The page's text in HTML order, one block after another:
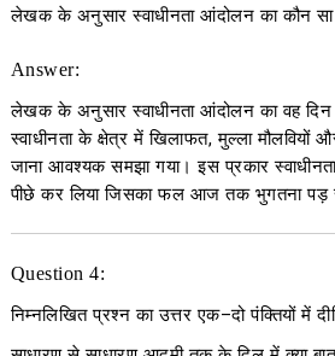
लेखक के अनुसार स्वाधीनता आंदोलन का कौन सा
Answer:
लेखक के अनुसार स्वाधीनता आंदोलन का वह दिन
स्वाधीनता के क्षेत्र में खिलाफत, मुल्ला मौलवियों और
जाना आवश्यक समझा गया। इस प्रकार
पीछे कर लिया जिसका फल आज तक भुगतना पड़
Question 4:
निम्नलिखित प्रश्न का उत्तर एक–दो पंक्तियों में